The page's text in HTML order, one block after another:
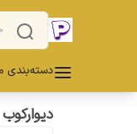
دسته‌بندی
دیوارکوب